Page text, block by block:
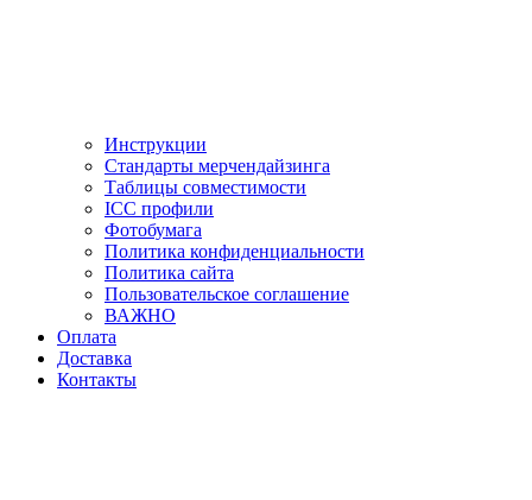
Инструкции
Стандарты мерчендайзинга
Таблицы совместимости
ICC профили
Фотобумага
Политика конфиденциальности
Политика сайта
Пользовательское соглашение
ВАЖНО
Оплата
Доставка
Контакты